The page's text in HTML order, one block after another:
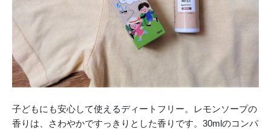
子どもにも安心して使えるディートフリー。レモンソープの
香りは、さわやかですっきりとした香りです。30mlのコンパ